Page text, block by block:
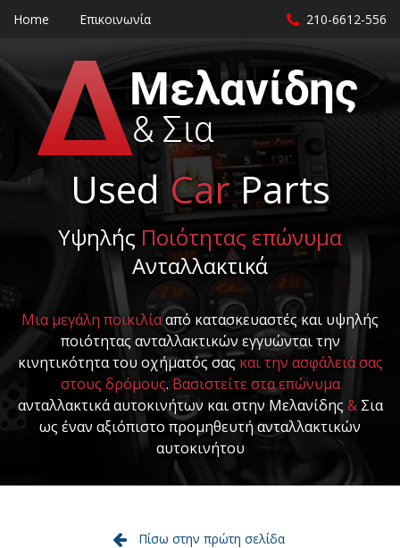
Home Επικοινωνία 210-6612-556
Used CarParts
Υψηλής Ποιότητας επώνυμα
Ανταλλακτικά
Μια μεγάλη ποικιλίααπό κατασκευαστές και υψηλής
ποιότητας ανταλλακτικών εγγυώνται την
κινητικότητα του οχήματός σας και την ασφάλειά σας
στους δρόμους. Βασιστείτε στα επώνυμα
ανταλλακτικά αυτοκινήτων και στην Μελανίδης & Σια
ως έναν αξιόπιστο προμηθευτή ανταλλακτικών
αυτοκινήτου
Πίσω στην πρώτη σελίδα